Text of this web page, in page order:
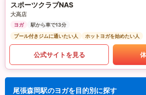
スポーツクラブNAS
大高店
ヨガ
駅から車で13分
プール付きジムに通いたい人
ホットヨガを始めたい人
公式サイトを見る
尾張森岡駅のヨガを目的別に探す